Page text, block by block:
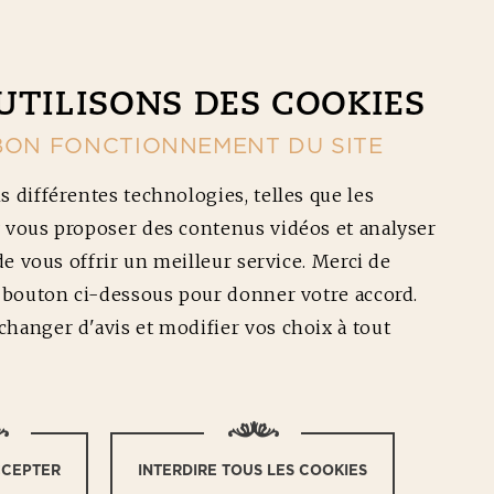
une
votre
DES COOKIES
FONCTIONNEMENT DU SITE
différentes technologies, telles que les
proposer des contenus vidéos et analyser
vous offrir un meilleur service. Merci de
ci-dessous pour donner votre accord.
d'avis et modifier vos choix à tout
INTERDIRE TOUS LES COOKIES